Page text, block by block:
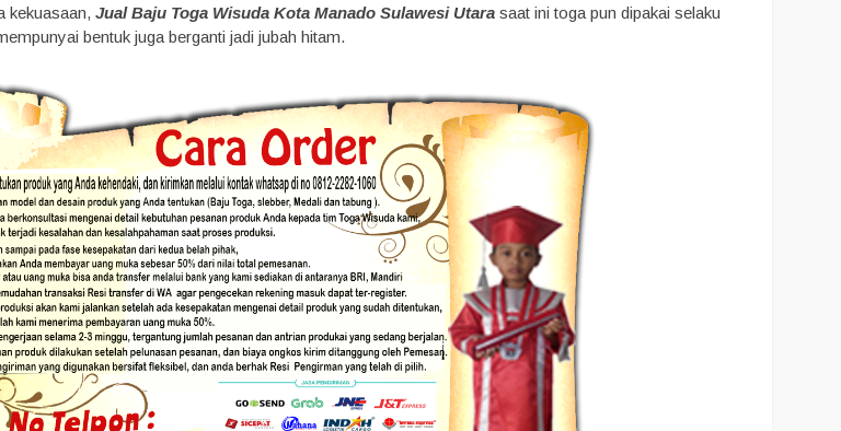
kekuasaan,Jual Baju Toga Wisuda Kota Manado Sulawesi Utara saat ini toga pun dipakai selaku
bentuk juga berganti jadi jubah hitam.